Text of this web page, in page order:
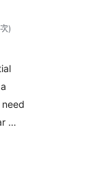
評
分)
…